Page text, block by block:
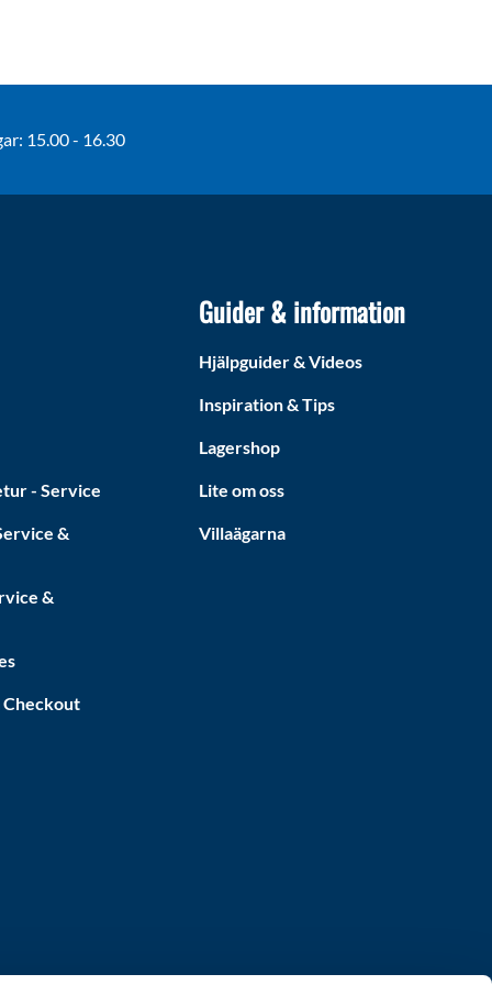
15.00 - 16.30
Guider & information
Hjälpguider & Videos
Inspiration & Tips
Lagershop
Lite om oss
Villaägarna
- Service
&
&
Checkout